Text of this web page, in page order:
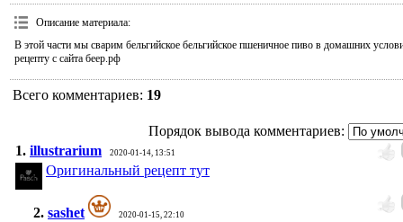
Описание материала:
В этой части мы сварим бельгийское бельгийское пшеничное пиво в домашних
рецепту с сайта беер.рф
Всего комментариев: 19
Порядок вывода комментариев:
1. illustrarium 2020-01-14, 13:51
Оригинальный рецепт тут
2. sashet 2020-01-15, 22:10